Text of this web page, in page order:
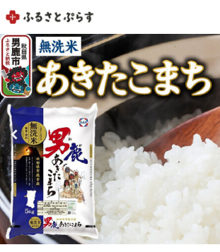
マイメニュー
マイページ
お気に入り 閲覧履歴
メニュー
お礼の品から探す
お礼の品をカテゴリや金額で絞り込み
自治体から探す